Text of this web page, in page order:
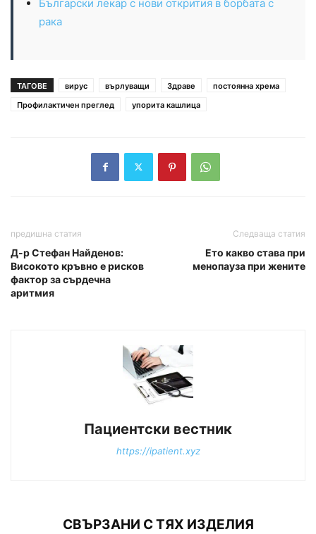
Български лекар с нови открития в борбата с
рака
ТАГОВЕ вирус върлуващи Здраве
постоянна хрема
Профилактичен преглед
упорита кашлица
предишна статия
Д-р Стефан Найденов:
Високото кръвно е рисков
фактор за сърдечна
аритмия
Следваща статия
Ето какво става при
менопауза при жените
Пациентски вестник
https://ipatient.xyz
СВЪРЗАНИ С ТЯХ ИЗДЕЛИЯ